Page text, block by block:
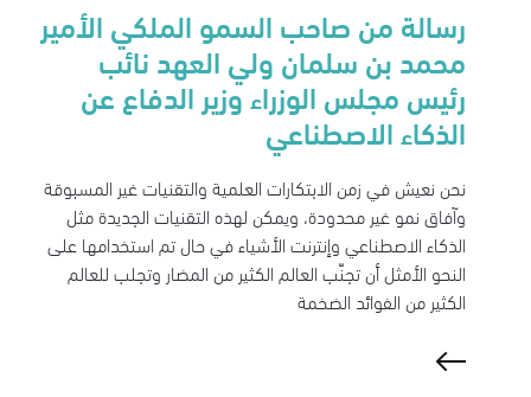
رسالة من صاحب السمو الملكي الأمير
محمد بن سلمان ولي العهد نائب
رئيس مجلس الوزراء وزير الدفاع عن
الذكاء الاصطناعي
نحن نعيش في زمن الابتكارات العلمية والتقنيات غير المسبوقة
وآفاق نمو غير محدودة، ويمكن لهذه التقنيات الجديدة مثل
الذكاء الاصطناعي وإنترنت الأشياء في حال تم استخدامها على
النحو الأمثل أن تجنّب العالم الكثير من المضار وتجلب للعالم
الكثير من الفوائد الضخمة